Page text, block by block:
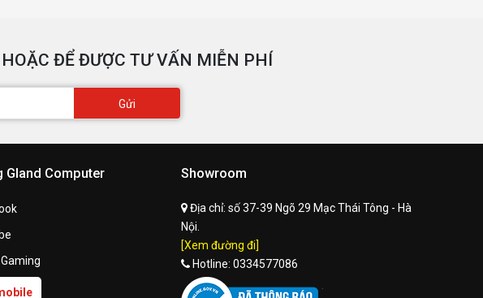
ĐỂ ĐƯỢC TƯ VẤN MIỄN PHÍ
Gửi
Gland Computer Showroom
Địa chỉ: số 37-39 Ngõ 29 Mạc Thái Tông - Hà
Nội.
[Xem đường đi]
Hotline: 0334577086